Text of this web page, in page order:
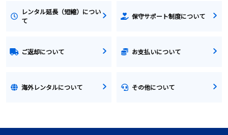
レンタル延長（短縮）につい
て
保守サポート制度について
ご返却について お支払いについて
海外レンタルについて その他について